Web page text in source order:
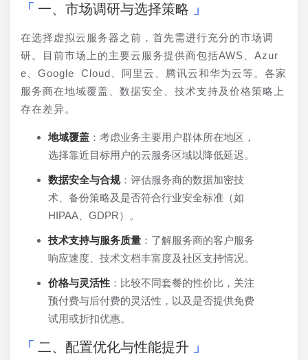
一、市场调研与选择策略
在选择虚拟云服务器之前，首先需进行充分的市场调
研。目前市场上的主要云服务提供商包括AWS、Azur
e、Google Cloud、阿里云、腾讯云和华为云等。各家
服务商在地域覆盖、数据安全、技术支持及价格策略上
存在差异。
地域覆盖 ：考虑业务主要用户群体所在地区，
选择靠近目标用户的云服务区域以降低延迟。
数据安全与合规：评估服务商的数据加密技
术、备份策略及是否符合行业安全标准（如
HIPAA、GDPR）。
技术支持与服务质量 ：了解服务商的客户服务
响应速度、技术文档丰富度及社区支持情况。
价格与灵活性 ：比较不同套餐的性价比，关注
预付费与后付费的灵活性，以及是否提供免费
试用或折扣优惠。
二、配置优化与性能提升